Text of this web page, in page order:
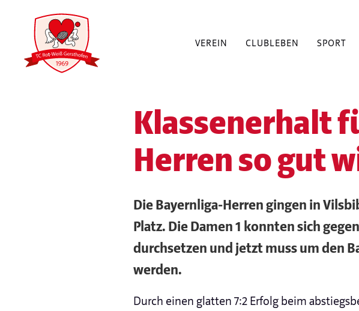
VEREIN CLUBLEBEN SPORT
Klassenerhalt
Herren so gut
Die Bayernliga-Herren gingen in
Platz. Die Damen 1 konnten sich
durchsetzen und jetzt muss um den
werden.
Durch einen glatten 7:2 Erfolg beim